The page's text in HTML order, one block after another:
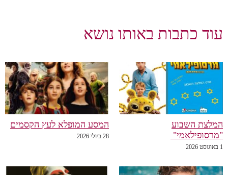
עוד כתבות באותו נושא
המלצת השבוע
"מרסופילאמי"
1 באוגוסט 2026
המסע המופלא לעץ הקסמים
28 ביולי 2026